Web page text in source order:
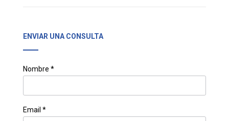
ENVIAR UNA CONSULTA
Nombre *
Email *